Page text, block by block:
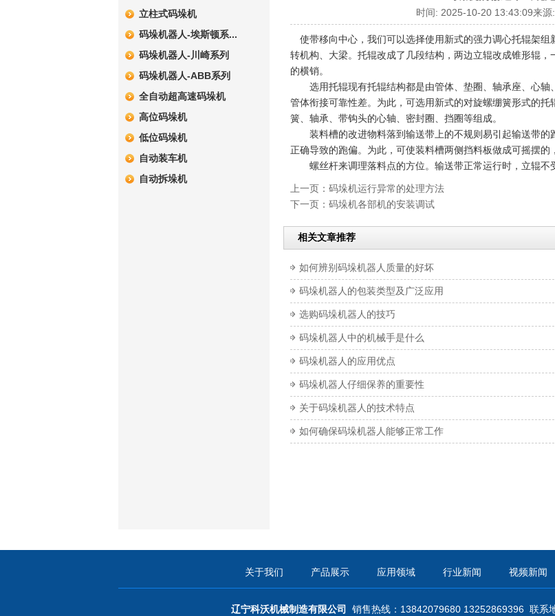
时间: 2025-10-20 13:43:09来源
使带移向中心，我们可以选择使用新式的强力调心托辊架组
转机构、大梁。托辊改成了几段结构，两边立辊改成锥形辊
的横销。
选用托辊现有托辊结构都是由管体、垫圈、轴承座、心轴
管体衔接可靠性差。为此，可选用新式的对旋螺绷簧形式的
簧、轴承、带钩头的心轴、密封圈、挡圈等组成。
装料槽的改进物料落到输送带上的不规则易引起输送带的
正确导致的跑偏。为此，可使装料槽两侧挡料板做成可摇摆的
螺丝杆来调理落料点的方位。输送带正常运行时，立辊不
上一页： 码垛机运行异常的处理方法
下一页： 码垛机各部机的安装调试
相关文章推荐
如何辨别码垛机器人质量的好坏
码垛机器人的包装类型及广泛应用
选购码垛机器人的技巧
码垛机器人中的机械手是什么
码垛机器人的应用优点
码垛机器人仔细保养的重要性
关于码垛机器人的技术特点
如何确保码垛机器人能够正常工作
立柱式码垛机
码垛机器人-埃斯顿系...
码垛机器人-川崎系列
码垛机器人-ABB系列
全自动超高速码垛机
高位码垛机
低位码垛机
自动装车机
自动拆垛机
关于我们 产品展示 应用领域 行业新闻 视频新闻
辽宁科沃机械制造有限公司 销售热线：13842079680 13252869396 联系